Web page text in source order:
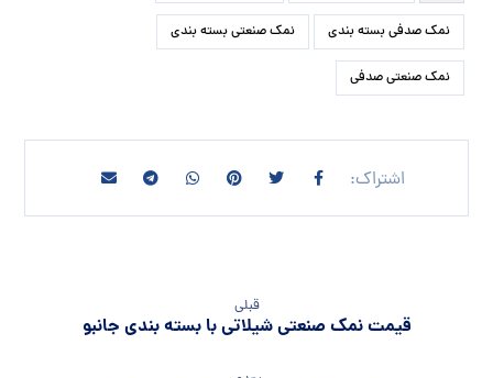
نمک صدفی بسته بندی نمک صنعتی بسته بندی
نمک صنعتی صدفی
قبلی
قیمت نمک صنعتی شیلاتی با بسته بندی جانبو